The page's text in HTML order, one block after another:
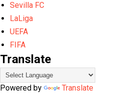
Sevilla FC
LaLiga
UEFA
FIFA
Translate
Powered by
Translate